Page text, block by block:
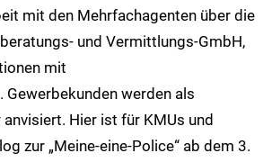
mit den Mehrfachagenten über die
und Vermittlungs-GmbH,
mit
Gewerbekunden werden als
Hier ist für KMUs und
zur „Meine-eine-Police“ ab dem 3.